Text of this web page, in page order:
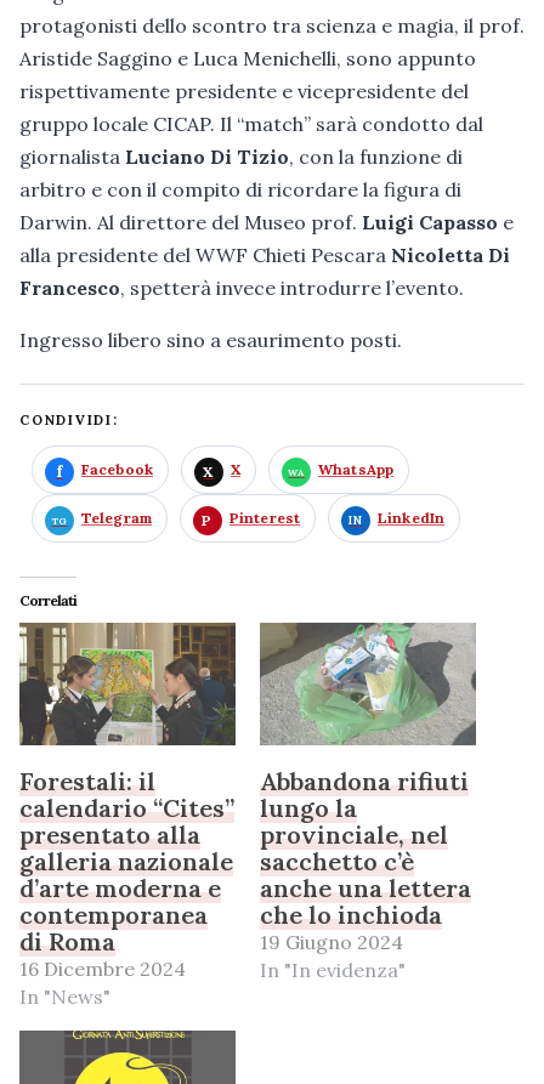
protagonisti dello scontro tra scienza e magia, il prof.
Aristide Saggino e Luca Menichelli, sono appunto
rispettivamente presidente e vicepresidente del
gruppo locale CICAP. Il “match” sarà condotto dal
giornalista Luciano Di Tizio, con la funzione di
arbitro e con il compito di ricordare la figura di
Darwin. Al direttore del Museo prof. Luigi Capasso e
alla presidente del WWF Chieti Pescara Nicoletta Di
Francesco, spetterà invece introdurre l’evento.
Ingresso libero sino a esaurimento posti.
CONDIVIDI:
Facebook X WhatsApp
Telegram Pinterest LinkedIn
Correlati
Forestali: il
calendario “Cites”
presentato alla
galleria nazionale
d’arte moderna e
contemporanea
di Roma
16 Dicembre 2024
In "News"
Abbandona rifiuti
lungo la
provinciale, nel
sacchetto c’è
anche una lettera
che lo inchioda
19 Giugno 2024
In "In evidenza"